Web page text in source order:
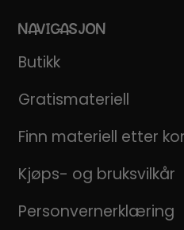
NAVIGASJON
Butikk
Gratismateriell
Finn materiell etter
Kjøps- og bruksvilkår
Personvernerklæring